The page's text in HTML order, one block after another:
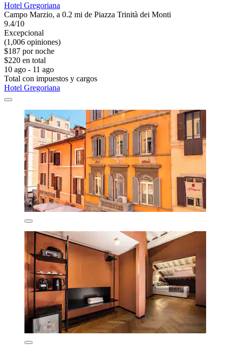
Hotel Gregoriana
Campo Marzio, a 0.2 mi de Piazza Trinità dei Monti
9.4/10
Excepcional
(1,006 opiniones)
$187 por noche
$220 en total
10 ago - 11 ago
Total con impuestos y cargos
Hotel Gregoriana